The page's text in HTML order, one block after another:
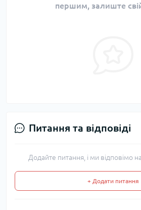
першим, залиште
Питання та відповіді
Додайте питання, і ми відповімо
+ Додати питання